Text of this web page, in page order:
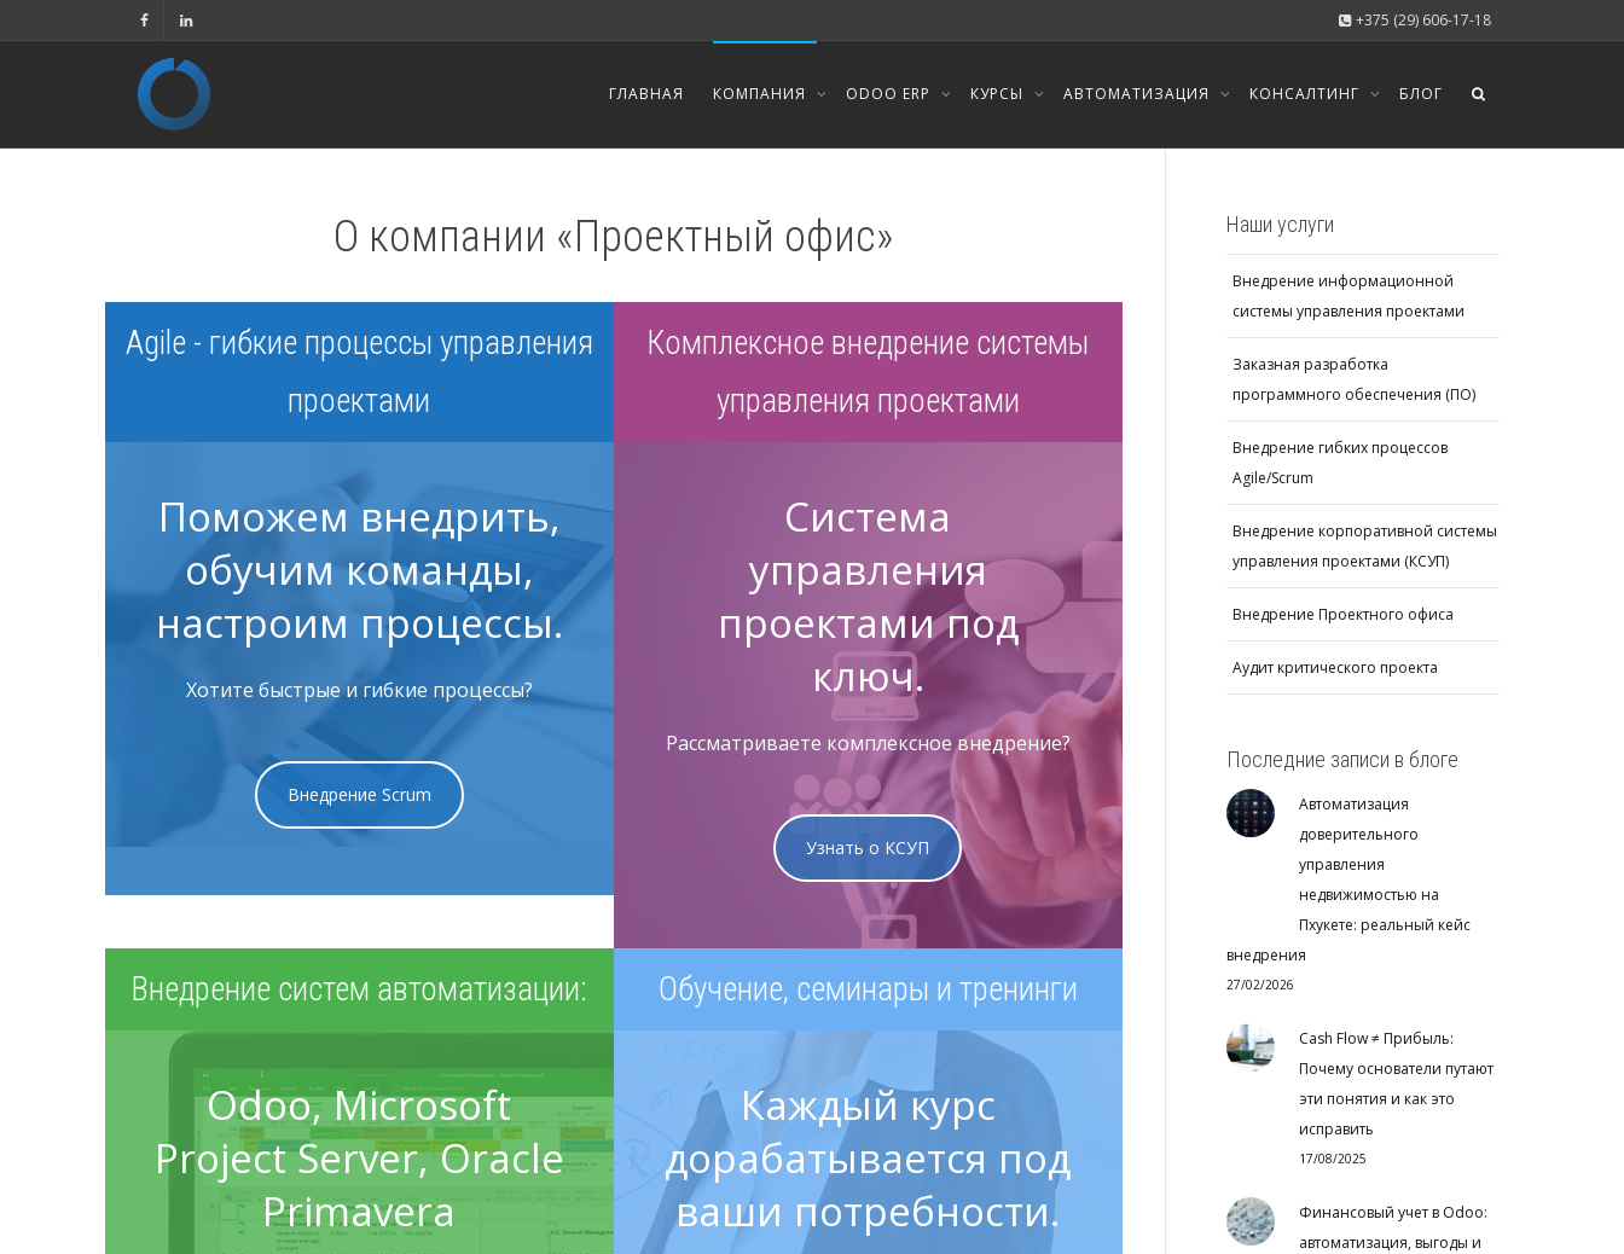
+375 (29) 606-17-18
ГЛАВНАЯ КОМПАНИЯ ODOO ERP КУРСЫ АВТОМАТИЗАЦИЯ КОНСАЛТИНГ БЛОГ
О компании «Проектный офис»
Agile - гибкие процессы управления
проектами
Поможем внедрить,
обучим команды,
настроим процессы.
Хотите быстрые и гибкие процессы?
Внедрение Scrum
Комплексное внедрение системы
управления проектами
Система
управления
проектами под
ключ.
Рассматриваете комплексное внедрение?
Узнать о КСУП
Внедрение систем автоматизации:
Odoo, Microsoft
Project Server, Oracle
Primavera
Обучение, семинары и тренинги
Каждый курс
дорабатывается под
ваши потребности.
Наши услуги
Внедрение информационной
системы управления проектами
Заказная разработка
программного обеспечения (ПО)
Внедрение гибких процессов
Agile/Scrum
Внедрение корпоративной системы
управления проектами (КСУП)
Внедрение Проектного офиса
Аудит критического проекта
Последние записи в блоге
Автоматизация
доверительного
управления
недвижимостью на
Пхукете: реальный кейс
внедрения
27/02/2026
Cash Flow ≠ Прибыль:
Почему основатели путают
эти понятия и как это
исправить
17/08/2025
Финансовый учет в Odoo:
автоматизация, выгоды и